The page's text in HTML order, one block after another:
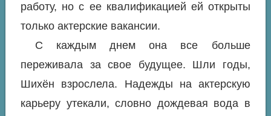
работу, но с ее квалификацией ей открыты
только актерские вакансии.
С каждым днем она все больше
переживала за свое будущее. Шли годы,
Шихён взрослела. Надежды на актерскую
карьеру утекали, словно дождевая вода в